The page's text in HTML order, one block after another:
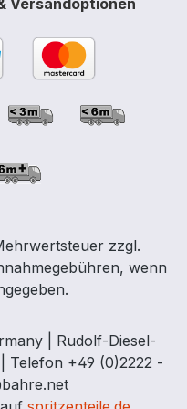
1294 mm)
Ein
für 125
Entwässerung
Regenrinnen.
Technische
2 x
Versandoptionen
zzgl.
wenn
| Rudolf-Diesel-
Telefon +49 (0)2222 -